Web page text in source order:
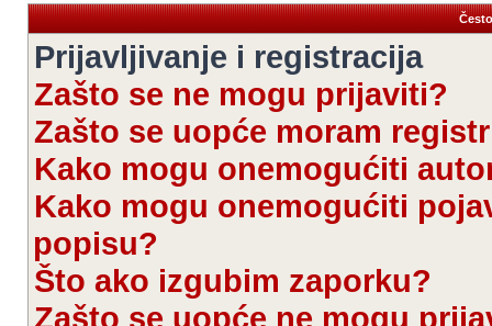
Prijavljivanje i registracija
Zašto se ne mogu prijaviti?
Zašto se uopće moram
Kako mogu onemogućiti
Kako mogu onemogućiti
popisu?
Što ako izgubim zaporku?
Zašto se uopće ne mogu